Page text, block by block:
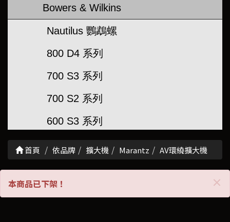
Bowers & Wilkins
Nautilus 鸚鵡螺
800 D4 系列
700 S3 系列
700 S2 系列
600 S3 系列
600 S2 系列
聲霸/串流喇叭
首頁 依品牌 擴大機 Marantz AV環繞擴大機
×
本商品已下架！